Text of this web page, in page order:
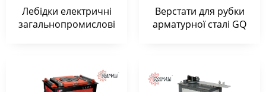
Лебідки електричні
загальнопромислові
Верстати для рубки
арматурної сталі GQ